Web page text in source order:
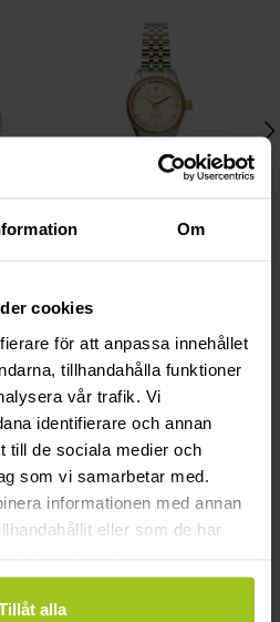
Om
cookies
för att anpassa innehållet
tillhandahålla funktioner
vår trafik. Vi
identifierare och annan
till de sociala medier och
som vi samarbetar med.
informationen med annan
eller som de har
alla
Royal Watch 28 mm
Pris:2 399 kr
2 399 kr
för ett hållbart
om miljö, resurser